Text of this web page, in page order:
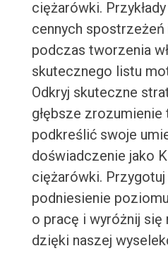
ciężarówki.
cennych
podczas tworzenia
skutecznego listu
Odkryj skuteczne
głębsze zrozumienie
podkreślić swoje
doświadczenie jako
ciężarówki. Przygotuj
podniesienie
o pracę i wyróżnij się
dzięki naszej